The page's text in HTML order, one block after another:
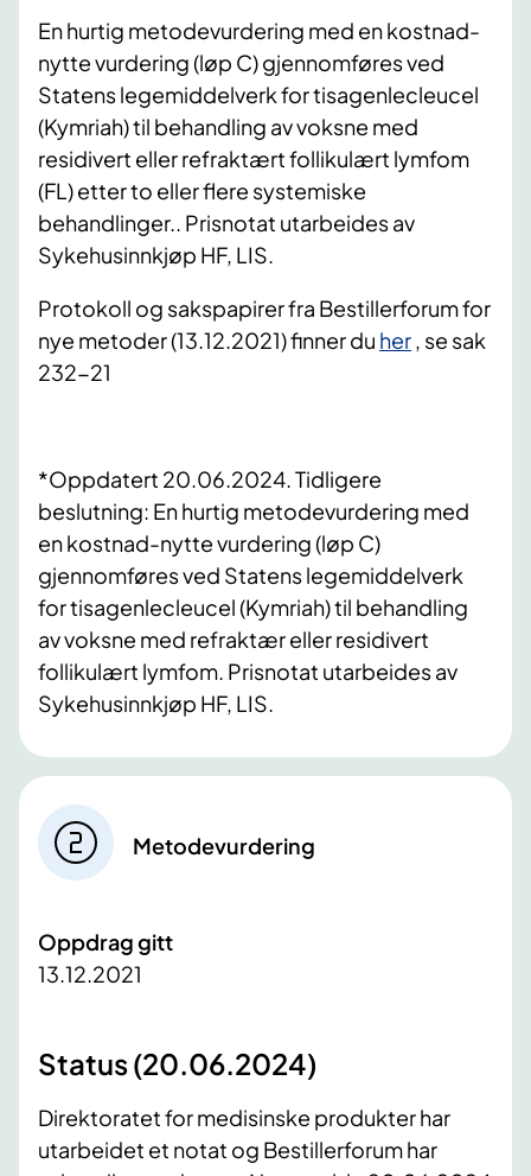
En hurtig metodevurdering med en kostnad-
nytte vurdering (løp C) gjennomføres ved
Statens legemiddelverk for tisagenlecleucel
(Kymriah) til behandling av voksne med
residivert eller refraktært follikulært lymfom
(FL) etter to eller flere systemiske
behandlinger.. Prisnotat utarbeides av
Sykehusinnkjøp HF, LIS.
Protokoll og sakspapirer fra Bestillerforum for
nye metoder (13.12.2021) finner du her, se sak
232-21
*Oppdatert 20.06.2024. Tidligere
beslutning: En hurtig metodevurdering med
en kostnad-nytte vurdering (løp C)
gjennomføres ved Statens legemiddelverk
for tisagenlecleucel (Kymriah) til behandling
av voksne med refraktær eller residivert
follikulært lymfom. Prisnotat utarbeides av
Sykehusinnkjøp HF, LIS.​​
Metodevurdering
Oppdrag gitt
13.12.2021
Status (20.06.2024)
Direktoratet for medisinske produkter har
utarbeidet et notat og Bestillerforum har